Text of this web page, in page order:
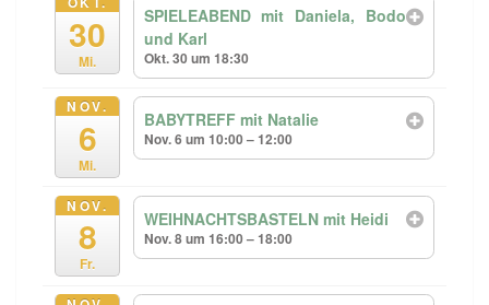
30
Mi.
SPIELEABEND mit Daniela, Bodo
und Karl
Okt. 30 um 18:30
NOV.
6
Mi.
BABYTREFF mit Natalie
Nov. 6 um 10:00 – 12:00
NOV.
8
Fr.
WEIHNACHTSBASTELN mit Heidi
Nov. 8 um 16:00 – 18:00